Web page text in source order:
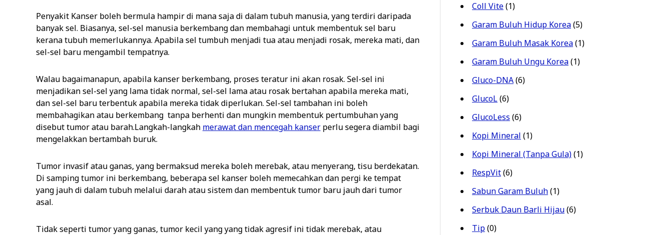
Penyakit Kanser boleh bermula hampir di mana saja di dalam tubuh manusia, yang terdiri daripada
banyak sel. Biasanya, sel-sel manusia berkembang dan membahagi untuk membentuk sel baru
kerana tubuh memerlukannya. Apabila sel tumbuh menjadi tua atau menjadi rosak, mereka mati, dan
sel-sel baru mengambil tempatnya.
Walau bagaimanapun, apabila kanser berkembang, proses teratur ini akan rosak. Sel-sel ini
menjadikan sel-sel yang lama tidak normal, sel-sel lama atau rosak bertahan apabila mereka mati,
dan sel-sel baru terbentuk apabila mereka tidak diperlukan. Sel-sel tambahan ini boleh
membahagikan atau berkembang tanpa berhenti dan mungkin membentuk pertumbuhan yang
disebut tumor atau barah.Langkah-langkah merawat dan mencegah kanser perlu segera diambil bagi
mengelakkan bertambah buruk.
Tumor invasif atau ganas, yang bermaksud mereka boleh merebak, atau menyerang, tisu berdekatan.
Di samping tumor ini berkembang, beberapa sel kanser boleh memecahkan dan pergi ke tempat
yang jauh di dalam tubuh melalui darah atau sistem dan membentuk tumor baru jauh dari tumor
asal.
Tidak seperti tumor yang ganas, tumor kecil yang yang tidak agresif ini tidak merebak, atau
Coll Vite(1)
Garam Buluh Hidup Korea(5)
Garam Buluh Masak Korea(1)
Garam Buluh Ungu Korea(1)
Gluco-DNA(6)
GlucoL(6)
GlucoLess (6)
Kopi Mineral (1)
Kopi Mineral (Tanpa Gula)(1)
RespVit(6)
Sabun Garam Buluh(1)
Serbuk Daun Barli Hijau(6)
Tip(0)